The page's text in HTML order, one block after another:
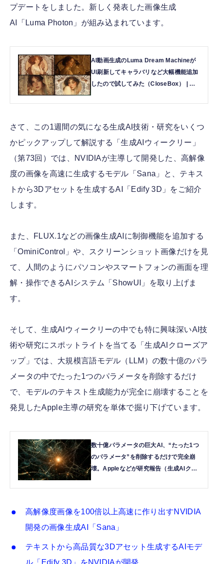
プデートをしました。新しく発表した画像生成
AI「Luma Photon」が組み込まれています。
AI動画生成のLuma Dream Machineが
UI刷新してキャラバリなど大幅機能追加
したので試してみた（CloseBox） | テ
さて、この1週間の気になる生成AI技術・研究をいくつ
かピックアップして解説する「生成AIウィークリー」
（第73回）では、NVIDIAが主導して開発した、高解像
度の画像を高速に生成するモデル「Sana」と、テキス
トから3Dアセットを生成するAI「Edify 3D」をご紹介
します。
また、FLUX.1などの画像生成AIに制御機能を追加する
「OminiControl」や、スクリーンショット画像だけを見
て、人間のようにパソコンやスマートフォンの画面を理
解・操作できるAIシステム「ShowUI」を取り上げま
す。
そして、生成AIウィークリーの中でも特に興味深いAI技
術や研究にスポットライトを当てる「生成AIクローズア
ップ」では、大規模言語モデル（LLM）の数十億のパラ
メータの中でたった1つのパラメータを削除するだけ
で、モデルのテキスト生成能力が完全に崩壊することを
発見したApple主導の研究を単体で掘り下げています。
数十億パラメータの巨大AI、“たった1つ
のパラメータ”を削除するだけで完全崩
壊。Appleなどが研究報告（生成AIクロ
高解像度画像を100倍以上高速に作り出すNVIDIA
開発の画像生成AI「Sana」
テキストから高品質な3Dアセット生成するAIモデ